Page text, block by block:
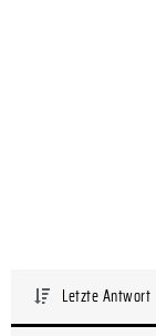
Letzte Antwort